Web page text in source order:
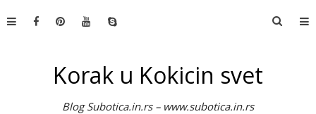
to
Korak u Kokicin svet
Blog Subotica.in.rs – www.subotica.in.rs